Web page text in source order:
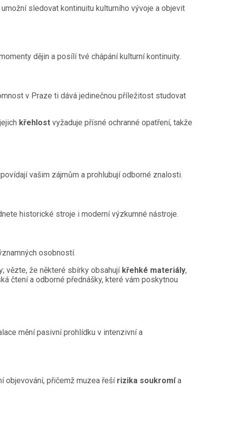
sledovat kontinuitu kulturního vývoje a objevit
dějin a posílí tvé chápání kulturní kontinuity.
v Praze ti dává jedinečnou příležitost studovat
křehlost vyžaduje přísné ochranné opatření, takže
vašim zájmům a prohlubují odborné znalosti.
historické stroje i moderní výzkumné nástroje.
osobností.
vězte, že některé sbírky obsahují křehké materiály,
čtení a odborné přednášky, které vám poskytnou
mění pasivní prohlídku v intenzivní a
objevování, přičemž muzea řeší rizika soukromía